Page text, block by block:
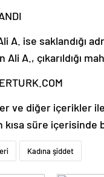
A. ise saklandığı
A., çıkarıldığı
ve diğer içerikler
süre içerisinde
Kadına şiddet